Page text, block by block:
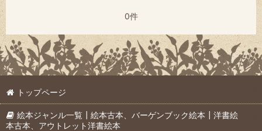
0件
トップページ
絵本ジャンル一覧┃絵本古本、バーゲンブック絵本┃洋書絵
本古本、アウトレット洋書絵本